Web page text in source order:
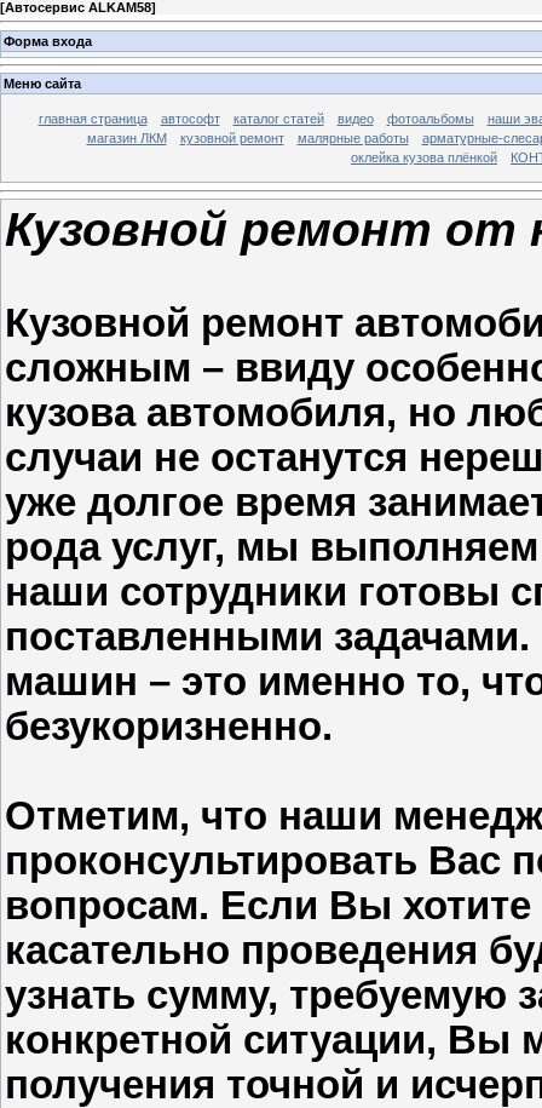
[Автосервис ALKAM58]
Форма входа
Меню сайта
главная страница автософт каталог статей видео фотоальбомы
наши
магазин ЛКМ
кузовной ремонт малярные работы
арматурные-
оклейка кузова плёнкой
Кузовной ремонт от
Кузовной ремонт
сложным – ввиду
кузова автомобиля, но
случаи не останутся
уже долгое время
рода услуг, мы
наши сотрудники готовы
поставленными задачами.
машин – это именно то,
безукоризненно.
Отметим, что наши
проконсультировать
вопросам. Если Вы хотите
касательно проведения
узнать сумму, требуемую
конкретной ситуации, Вы
получения точной и